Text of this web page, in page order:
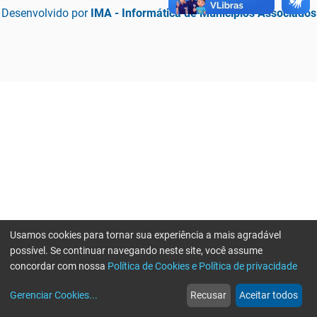
Desenvolvido por IMA - Informática de Municípios Associados
web
Notícias
more_horiz
Mais
Usamos cookies para tornar sua experiência a mais agradável
possível. Se continuar navegando neste site, você assume
concordar com nossa Política de Cookies e Política de privacidade
Gerenciar Cookies... Recusar Aceitar todos
Erro ao enviar informações, por favor tente novamente